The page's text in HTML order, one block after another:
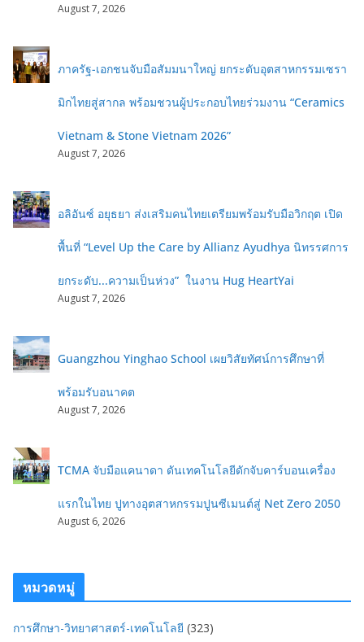
August 7, 2026
ภาครัฐ-เอกชนจับมือสัมมนาใหญ่ ยกระดับอุตสาหกรรมเซรา
มิกไทยสู่สากล พร้อมชวนผู้ประกอบไทยร่วมงาน “Ceramics
Vietnam & Stone Vietnam 2026”
August 7, 2026
อลิอันซ์ อยุธยา ส่งเสริมคนไทยเตรียมพร้อมรับมือวิกฤต เปิด
พื้นที่ “Level Up the Care by Allianz Ayudhya นิทรรศการ
ยกระดับ...ความเป็นห่วง” ในงาน Hug HeartYai
August 7, 2026
Guangzhou Yinghao School เผยวิสัยทัศน์การศึกษาที่
พร้อมรับอนาคต
August 7, 2026
TCMA จับมือแคนาดา ดันเทคโนโลยีดักจับคาร์บอนเครื่อง
แรกในไทย ปูทางอุตสาหกรรมปูนซีเมนต์สู่ Net Zero 2050
August 6, 2026
หมวดหมู่
การศึกษา-วิทยาศาสตร์-เทคโนโลยี (323)